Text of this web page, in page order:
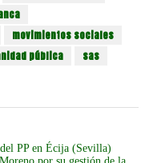
movimientos sociales
pública
sas
PP en Écija (Sevilla)